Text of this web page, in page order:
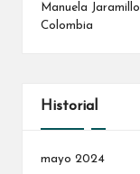
Manuela Jaramillo
Colombia
Historial
mayo 2024